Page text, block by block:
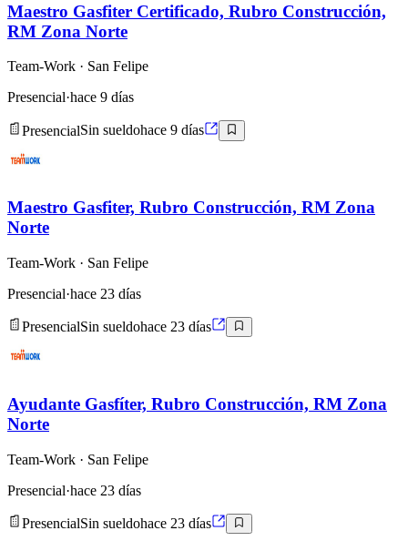
Maestro Gasfiter Certificado, Rubro Construcción,
RM Zona Norte
Team-Work · San Felipe
Presencial·hace 9 días
PresencialSin sueldohace 9 días
Maestro Gasfiter, Rubro Construcción, RM Zona
Norte
Team-Work · San Felipe
Presencial·hace 23 días
PresencialSin sueldohace 23 días
Ayudante Gasfíter, Rubro Construcción, RM Zona
Norte
Team-Work · San Felipe
Presencial·hace 23 días
PresencialSin sueldohace 23 días